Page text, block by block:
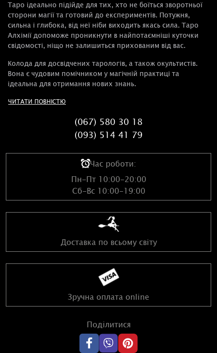
Таро ідеально підійде для тих, хто не боїться зворотньої
сторони магії та готовий до експериментів. Потужня,
сильна і глибока, від неї ніби виходить якась сила. Таро
Алхімії допоможе проникнути в найпотаємніші куточки
свідомості, ніщо не залишиться прихованим від вас.
Колода для досвідчених тарологів, а також окультистів.
Вона є чудовим помічником у магічній практиці та
ідеальна для отримання нових знань.
ЧИТАТИ ПОВНІСТЮ
(067) 580 30 18
(093) 514 41 79
Час роботи:
Пн-Пт 10:00-20:00
Сб-Вс 10:00-19:00
Доставка по всьому світу
Зручна оплата online
Поділитися